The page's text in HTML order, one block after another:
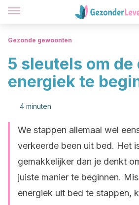
Gezonde gewoonten
5 sleutels om de
energiek te
4 minuten
We stappen allemaal wel
verkeerde been uit bed. Het
gemakkelijker dan je denkt
juiste manier te beginnen.
energiek uit bed te stappen,